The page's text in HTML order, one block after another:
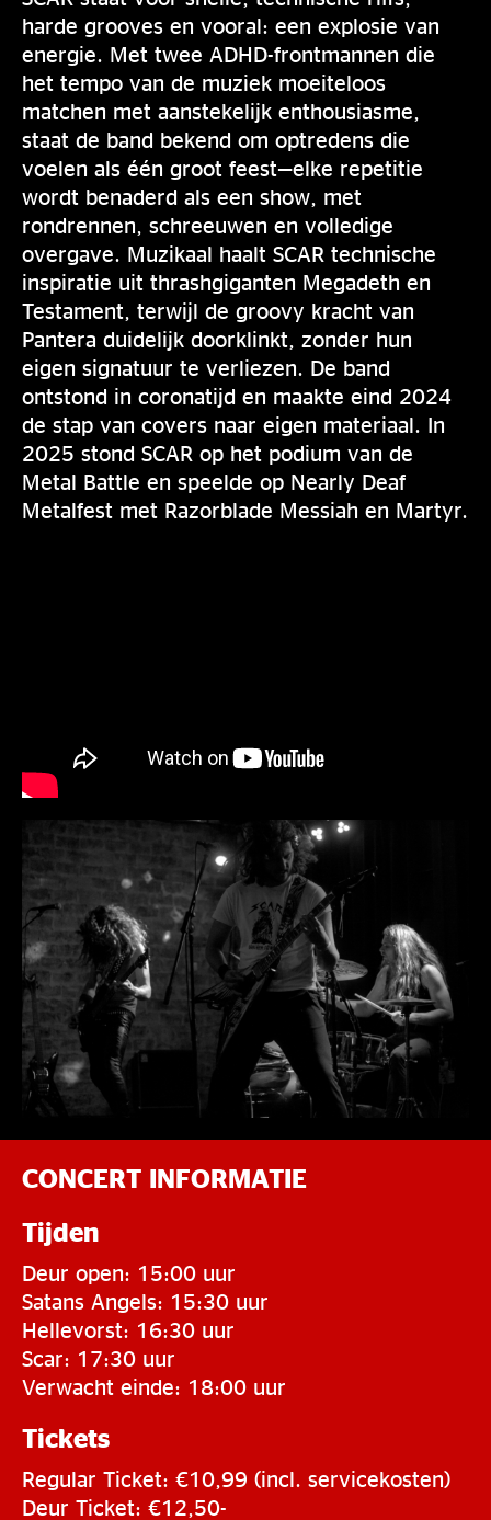
harde grooves en vooral: een explosie van
energie. Met twee ADHD-frontmannen die
het tempo van de muziek moeiteloos
matchen met aanstekelijk enthousiasme,
staat de band bekend om optredens die
voelen als één groot feest—elke repetitie
wordt benaderd als een show, met
rondrennen, schreeuwen en volledige
overgave. Muzikaal haalt SCAR technische
inspiratie uit thrashgiganten Megadeth en
Testament, terwijl de groovy kracht van
Pantera duidelijk doorklinkt, zonder hun
eigen signatuur te verliezen. De band
ontstond in coronatijd en maakte eind 2024
de stap van covers naar eigen materiaal. In
2025 stond SCAR op het podium van de
Metal Battle en speelde op Nearly Deaf
Metalfest met Razorblade Messiah en Martyr.
CONCERT INFORMATIE
Tijden
Deur open: 15:00 uur
Satans Angels: 15:30 uur
Hellevorst: 16:30 uur
Scar: 17:30 uur
Verwacht einde: 18:00 uur
Tickets
Regular Ticket: €10,99 (incl. servicekosten)
Deur Ticket: €12,50-